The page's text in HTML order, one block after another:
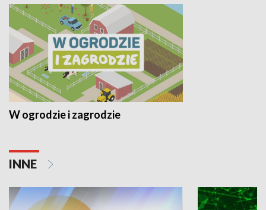
W ogrodzie i zagrodzie
INNE